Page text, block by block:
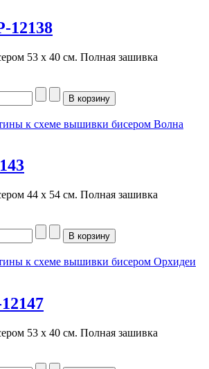
12138
53 х 40 см. Полная зашивка
44 х 54 см. Полная зашивка
53 х 40 см. Полная зашивка